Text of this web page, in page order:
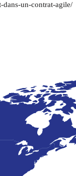
un-contrat-agile/